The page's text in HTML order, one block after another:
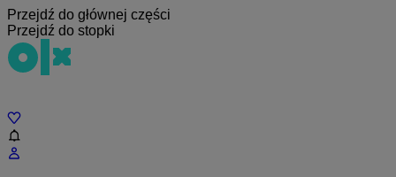
Przejdź do głównej części
Przejdź do stopki